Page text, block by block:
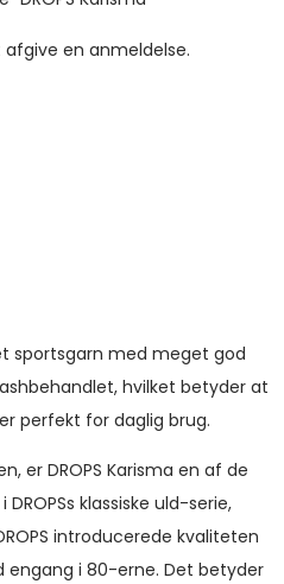
en anmeldelse.
sportsgarn med meget god
hvilket betyder at
perfekt for daglig brug.
er DROPS Karisma en af de
klassiske uld-serie,
introducerede kvaliteten
engang i 80-erne. Det betyder